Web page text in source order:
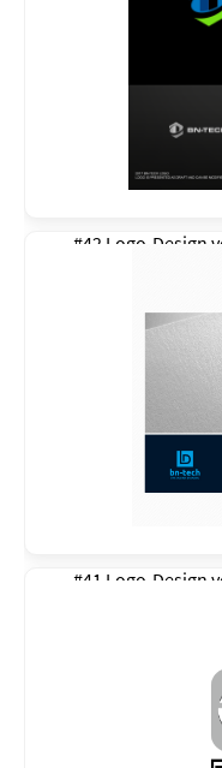
#42 Logo-Design
#41 Logo-Design